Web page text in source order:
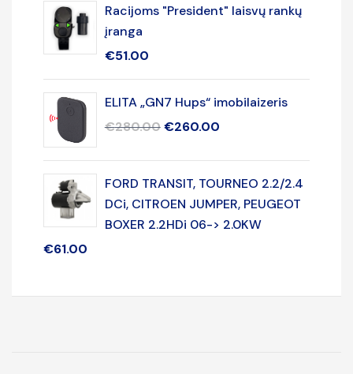
Racijoms "President" laisvų rankų
įranga
€51.00
ELITA „GN7 Hups“ imobilaizeris
€280.00 €260.00
FORD TRANSIT, TOURNEO 2.2/2.4
DCi, CITROEN JUMPER, PEUGEOT
BOXER 2.2HDi 06-> 2.0KW
€61.00